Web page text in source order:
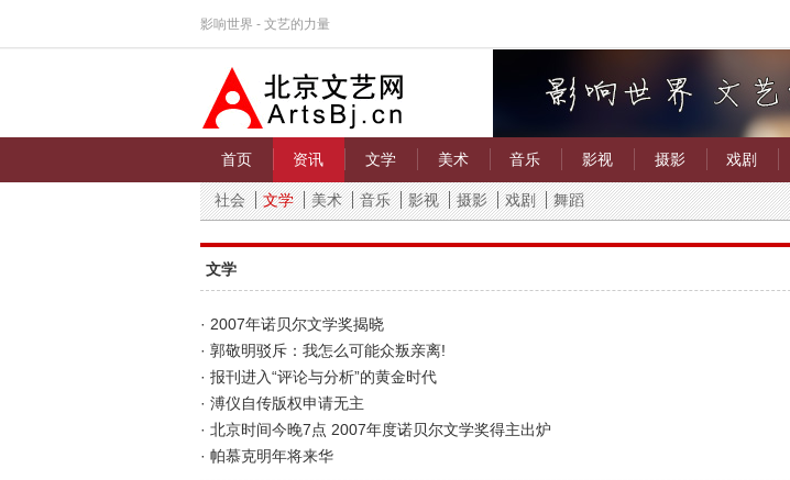
影响世界 - 文艺的力量
首页 资讯 文学 美术 音乐 影视 摄影 戏剧
社会
文学 美术 音乐 影视 摄影 戏剧 舞蹈
文学
· 2007年诺贝尔文学奖揭晓
· 郭敬明驳斥：我怎么可能众叛亲离!
· 报刊进入“评论与分析”的黄金时代
· 溥仪自传版权申请无主
· 北京时间今晚7点 2007年度诺贝尔文学奖得主出炉
· 帕慕克明年将来华